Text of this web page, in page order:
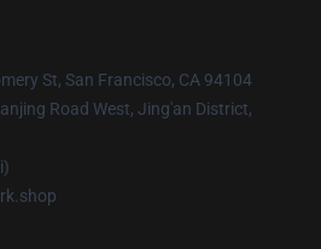
St, San Francisco, CA 94104
Road West, Jing'an District,